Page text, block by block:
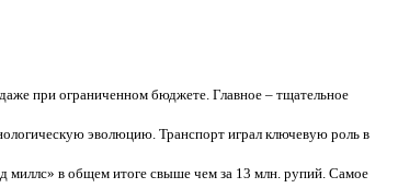
при ограниченном бюджете. Главное – тщательное
эволюцию. Транспорт играл ключевую роль в
миллс» в общем итоге свыше чем за 13 млн. рупий. Самое